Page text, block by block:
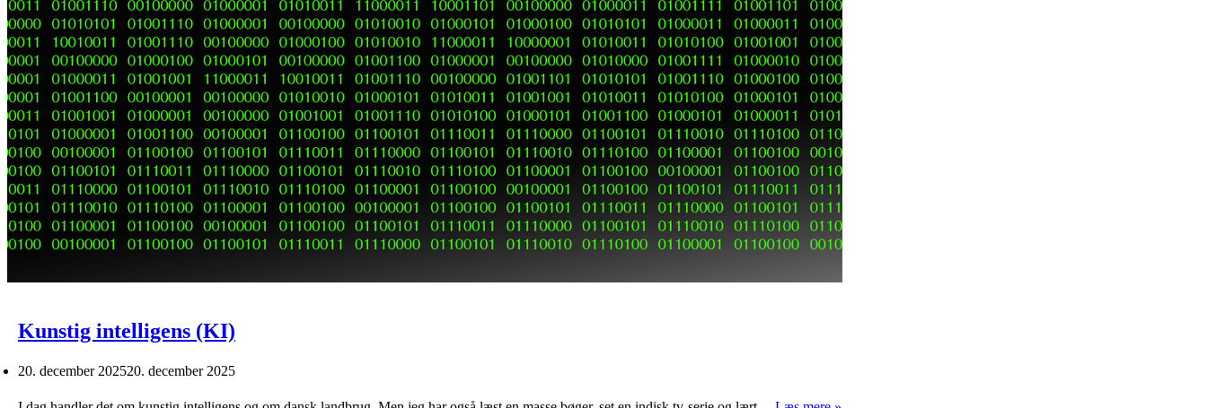
Kunstig intelligens (KI)
20. december 202520. december 2025